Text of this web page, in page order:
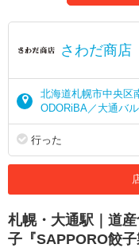
さわだ商店
北海道札幌市中央
ODORiBA／大通バ
行った
札幌・大通駅｜道
子『SAPPORO餃子